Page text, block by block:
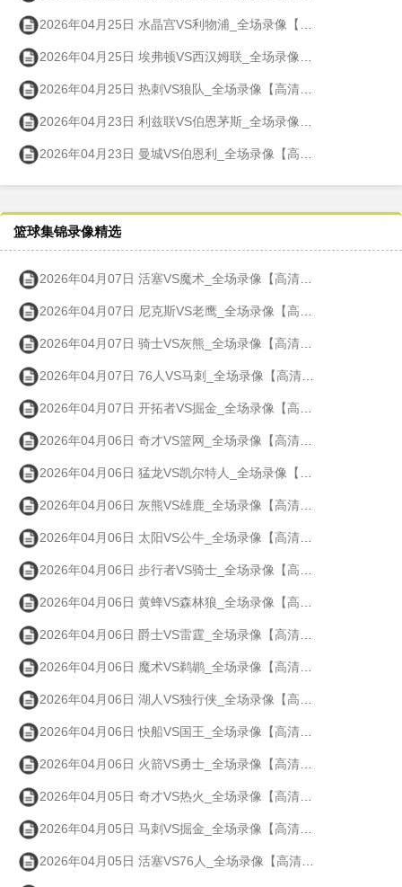
2026年04月25日 水晶宫VS利物浦_全场录像【高清回放】
2026年04月25日 埃弗顿VS西汉姆联_全场录像【高清回放】
2026年04月25日 热刺VS狼队_全场录像【高清回放】
2026年04月23日 利兹联VS伯恩茅斯_全场录像【高清回放】
2026年04月23日 曼城VS伯恩利_全场录像【高清回放】
篮球集锦录像精选
2026年04月07日 活塞VS魔术_全场录像【高清回放】
2026年04月07日 尼克斯VS老鹰_全场录像【高清回放】
2026年04月07日 骑士VS灰熊_全场录像【高清回放】
2026年04月07日 76人VS马刺_全场录像【高清回放】
2026年04月07日 开拓者VS掘金_全场录像【高清回放】
2026年04月06日 奇才VS篮网_全场录像【高清回放】
2026年04月06日 猛龙VS凯尔特人_全场录像【高清回放】
2026年04月06日 灰熊VS雄鹿_全场录像【高清回放】
2026年04月06日 太阳VS公牛_全场录像【高清回放】
2026年04月06日 步行者VS骑士_全场录像【高清回放】
2026年04月06日 黄蜂VS森林狼_全场录像【高清回放】
2026年04月06日 爵士VS雷霆_全场录像【高清回放】
2026年04月06日 魔术VS鹈鹕_全场录像【高清回放】
2026年04月06日 湖人VS独行侠_全场录像【高清回放】
2026年04月06日 快船VS国王_全场录像【高清回放】
2026年04月06日 火箭VS勇士_全场录像【高清回放】
2026年04月05日 奇才VS热火_全场录像【高清回放】
2026年04月05日 马刺VS掘金_全场录像【高清回放】
2026年04月05日 活塞VS76人_全场录像【高清回放】